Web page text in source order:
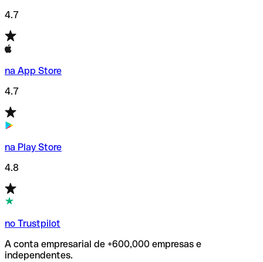
4.7
na App Store
4.7
na Play Store
4.8
no Trustpilot
A conta empresarial de +600,000 empresas e
independentes.